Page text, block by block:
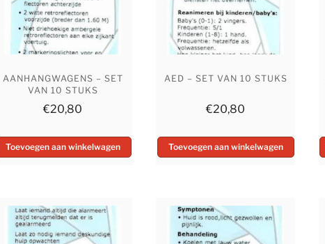
AANHANGWAGENS – SET
VAN 10 STUKS
€20,80
Toevoegen aan winkelwagen
AED – SET VAN 10 STUKS
€20,80
Toevoegen aan winkelwagen